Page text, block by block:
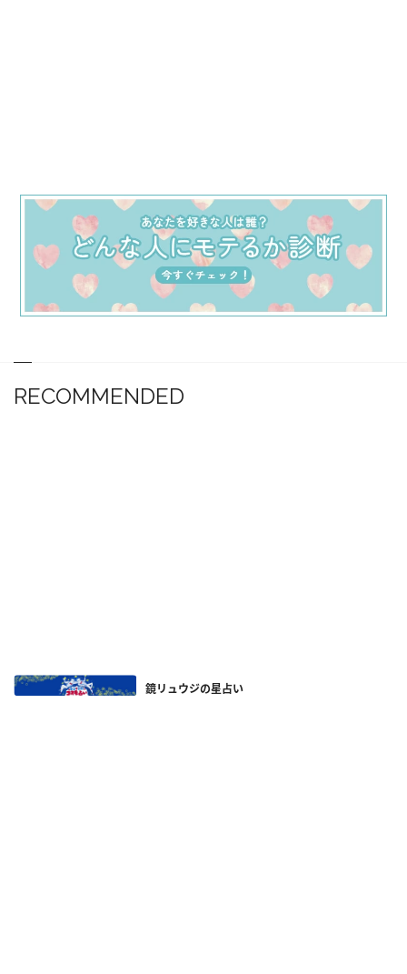
RECOMMENDED
鏡リュウジの星占い